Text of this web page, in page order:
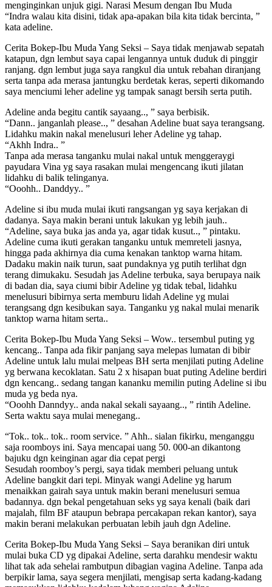
menginginkan unjuk gigi. Narasi Mesum dengan Ibu Muda
“Indra walau kita disini, tidak apa-apakan bila kita tidak bercinta, ”
kata adeline.
Cerita Bokep-Ibu Muda Yang Seksi – Saya tidak menjawab sepatah
katapun, dgn lembut saya capai lengannya untuk duduk di pinggir
ranjang. dgn lembut juga saya rangkul dia untuk rebahan diranjang
serta tanpa ada merasa jantungku berdetak keras, seperti dikomando
saya menciumi leher adeline yg tampak sanagt bersih serta putih.
Adeline anda begitu cantik sayaang.., ” saya berbisik.
“Dann.. janganlah please.., ” desahan Adeline buat saya terangsang.
Lidahku makin nakal menelusuri leher Adeline yg tahap.
“Akhh Indra.. ”
Tanpa ada merasa tanganku mulai nakal untuk menggeraygi
payudara Vina yg saya rasakan mulai mengencang ikuti jilatan
lidahku di balik telinganya.
“Ooohh.. Danddyy.. ”
Adeline si ibu muda mulai ikuti rangsangan yg saya kerjakan di
dadanya. Saya makin berani untuk lakukan yg lebih jauh..
“Adeline, saya buka jas anda ya, agar tidak kusut.., ” pintaku.
Adeline cuma ikuti gerakan tanganku untuk memreteli jasnya,
hingga pada akhirnya dia cuma kenakan tanktop warna hitam.
Dadaku makin naik turun, saat pundaknya yg putih terlihat dgn
terang dimukaku. Sesudah jas Adeline terbuka, saya berupaya naik
di badan dia, saya ciumi bibir Adeline yg tidak tebal, lidahku
menelusuri bibirnya serta memburu lidah Adeline yg mulai
terangsang dgn kesibukan saya. Tanganku yg nakal mulai menarik
tanktop warna hitam serta..
Cerita Bokep-Ibu Muda Yang Seksi – Wow.. tersembul puting yg
kencang.. Tanpa ada fikir panjang saya melepas lumatan di bibir
Adeline untuk lalu mulai melpeas BH serta menjilati puting Adeline
yg berwana kecoklatan. Satu 2 x hisapan buat puting Adeline berdiri
dgn kencang.. sedang tangan kananku memilin puting Adeline si ibu
muda yg beda nya.
“Ooohh Danndyy.. anda nakal sekali sayaang.., ” rintih Adeline.
Serta waktu saya mulai menegang..
“Tok.. tok.. tok.. room service. ” Ahh.. sialan fikirku, menganggu
saja roomboys ini. Saya mencapai uang 50. 000-an dikantong
bajuku dgn keinginan agar dia cepat pergi
Sesudah roomboy’s pergi, saya tidak memberi peluang untuk
Adeline bangkit dari tepi. Minyak wangi Adeline yg harum
menaikkan gairah saya untuk makin berani menelusuri semua
badannya. dgn bekal pengetahuan seks yg saya kenali (baik dari
majalah, film BF ataupun bebrapa percakapan rekan kantor), saya
makin berani melakukan perbuatan lebih jauh dgn Adeline.
Cerita Bokep-Ibu Muda Yang Seksi – Saya beranikan diri untuk
mulai buka CD yg dipakai Adeline, serta darahku mendesir waktu
lihat tak ada sehelai rambutpun dibagian vagina Adeline. Tanpa ada
berpikir lama, saya segera menjilati, mengisap serta kadang-kadang